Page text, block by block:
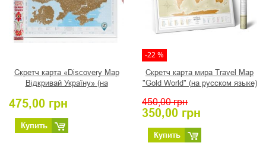
Скретч карта «Discovery Map
Відкривай Україну» (на
475,00 грн
Купить
-22 %
Скретч карта мира Travel Map
"Gold World" (на русском языке)
450,00 грн
350,00 грн
Купить